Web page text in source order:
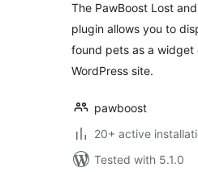
The PawBoost Lost
plugin allows you to
found pets as a widget
WordPress site.
pawboost
20+ active
Tested with 5.1.0